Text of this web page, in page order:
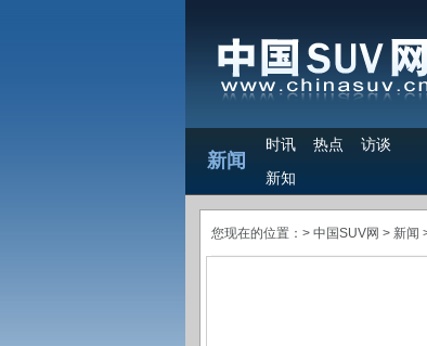
新闻
时讯 热点
访谈
新知
您现在的位置：> 中国SUV网 > 新闻